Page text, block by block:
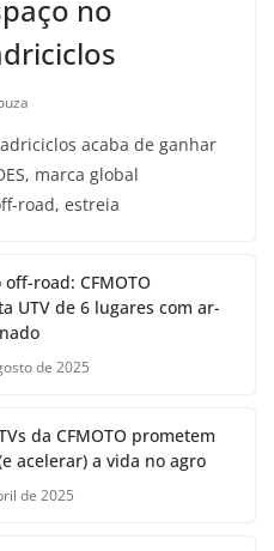
no
acaba de ganhar
marca global
road, estreia
road: CFMOTO
UTV de 6 lugares com ar-
de 2025
da CFMOTO prometem
acelerar) a vida no agro
de 2025